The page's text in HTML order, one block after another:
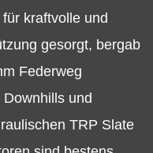
kraftvolle und
gesorgt, bergab
Federweg
und
TRP Slate